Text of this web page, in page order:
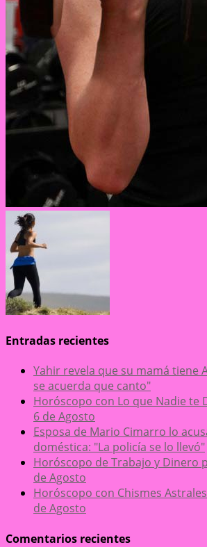
Entradas recientes
Yahir revela que su mamá tiene
se acuerda que canto"
Horóscopo con Lo que Nadie te
6 de Agosto
Esposa de Mario Cimarro lo
doméstica: "La policía se lo llevó"
Horóscopo de Trabajo y Dinero
de Agosto
Horóscopo con Chismes
de Agosto
Comentarios recientes